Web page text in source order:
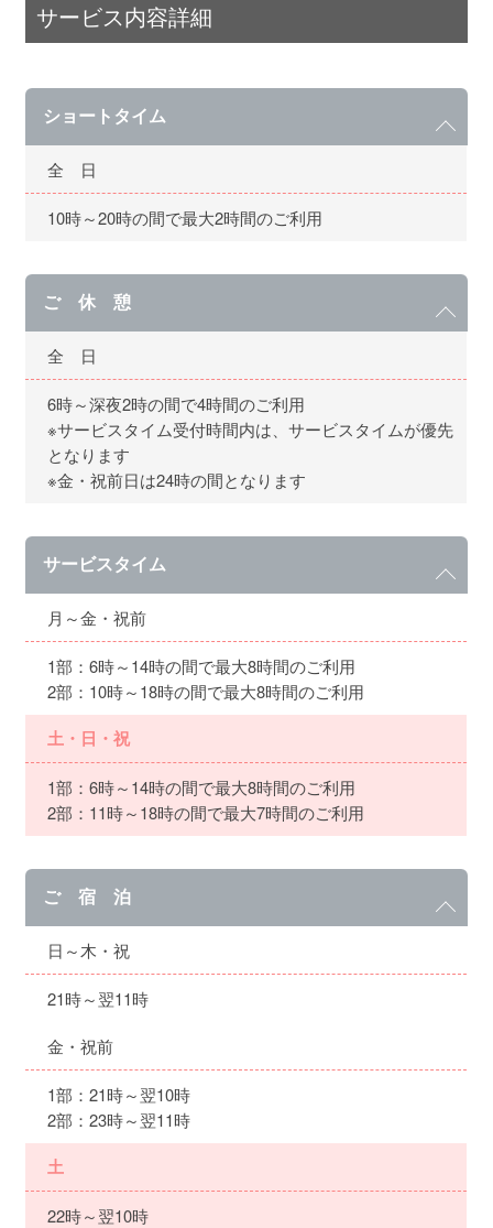
サービス内容詳細
ショートタイム
全 日
10時～20時の間で最大2時間のご利用
ご 休 憩
全 日
6時～深夜2時の間で4時間のご利用
※サービスタイム受付時間内は、サービスタイムが優先
となります
※金・祝前日は24時の間となります
サービスタイム
月～金・祝前
1部：6時～14時の間で最大8時間のご利用
2部：10時～18時の間で最大8時間のご利用
土・日・祝
1部：6時～14時の間で最大8時間のご利用
2部：11時～18時の間で最大7時間のご利用
ご 宿 泊
日～木・祝
21時～翌11時
金・祝前
1部：21時～翌10時
2部：23時～翌11時
土
22時～翌10時